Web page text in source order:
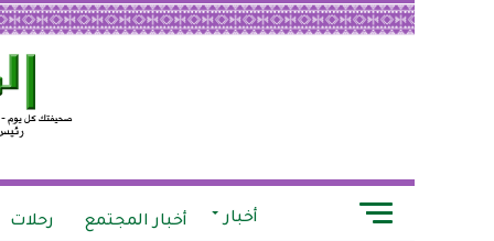
أخبار أخبار المجتمع رحلات